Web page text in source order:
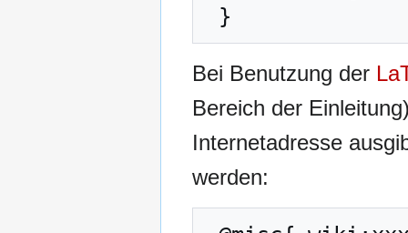
Bei Benutzung der
Bereich der
Internetadresse
werden: